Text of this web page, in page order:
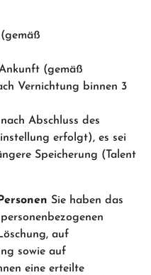
(gemäß
Vernichtung binnen 3
Abschluss des
erfolgt), es sei
Speicherung (Talent
Sie haben das
auf
sowie auf
eine erteilte